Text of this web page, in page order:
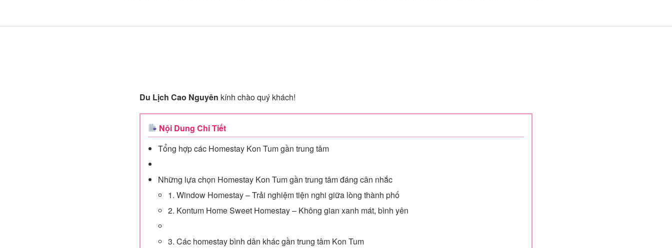
Du Lịch Cao Nguyên kính chào quý khách!
Nội Dung Chi Tiết
Tổng hợp các Homestay Kon Tum gần trung tâm
Những lựa chọn Homestay Kon Tum gần trung tâm đáng cân nhắc
1. Window Homestay – Trải nghiệm tiện nghi giữa lòng thành phố
2. Kontum Home Sweet Homestay – Không gian xanh mát, bình yên
3. Các homestay bình dân khác gần trung tâm Kon Tum